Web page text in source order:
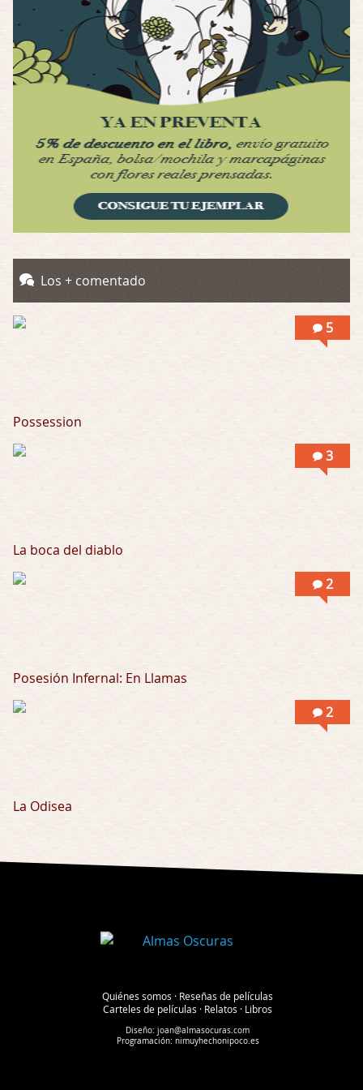
Se llama la posesión en castellano, está …
Obsession
Por: Mariano
Una película normalita, nada del otro mun …
Por: Chica Stark
Al principio por el hype que la dieron iba …
Possession
Posesión Infernal: En Llamas
Por: Skalope
Los + comentado
5
Possession
3
La boca del diablo
2
Posesión Infernal: En Llamas
2
La Odisea
Quiénes somos · Reseñas de películas
Carteles de películas · Relatos · Libros
Diseño:joan@almasocuras.com
Programación: nimuyhechonipoco.es